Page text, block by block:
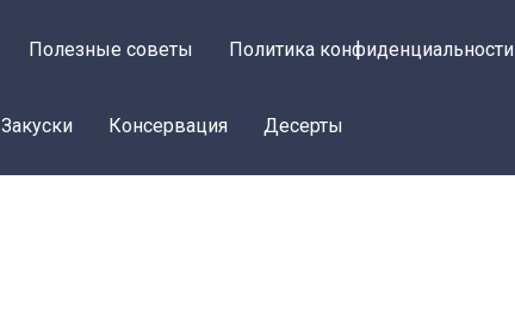
Полезные советы Политика конфиденциальности
Закуски Консервация Десерты